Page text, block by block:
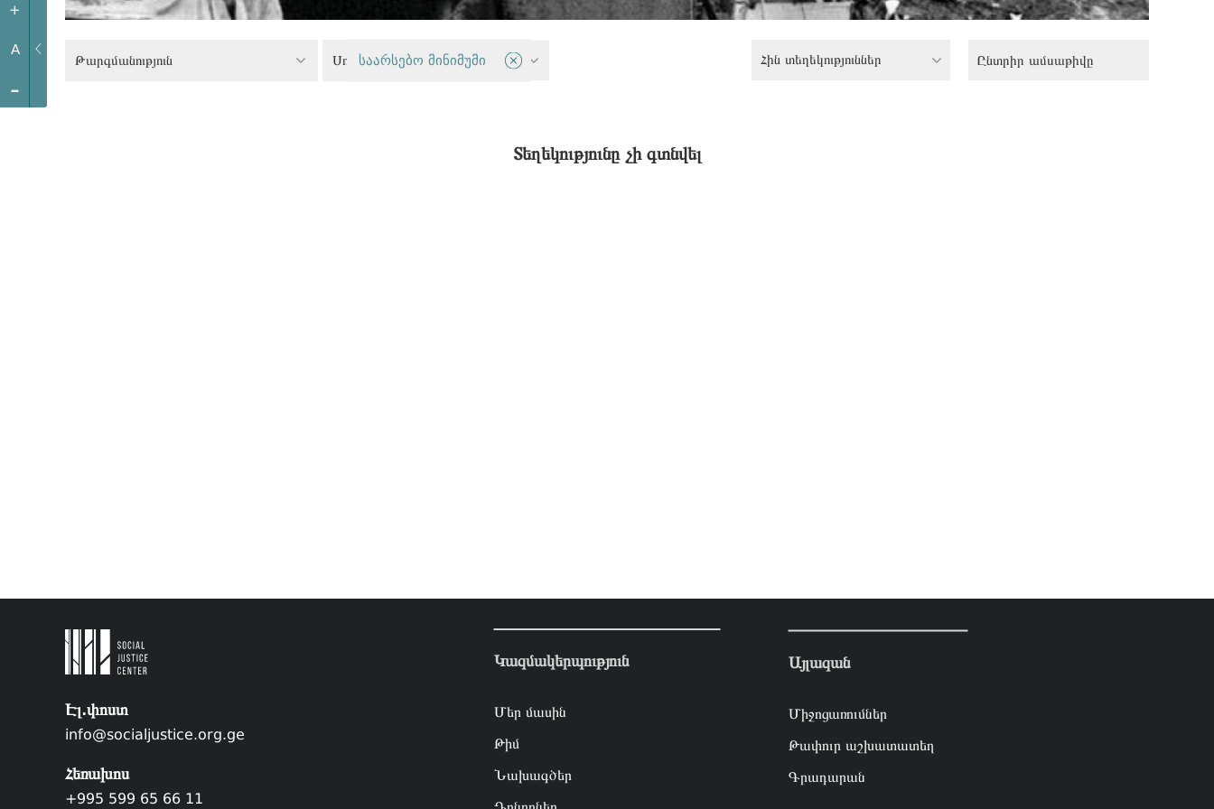
+
A
-
Թարգմանություն Սոցիալական արդարություն
საარსებო მინიმუმი Հին տեղեկություններ
Տեղեկությունը չի գտնվել
Էլ.փոստ
info@socialjustice.org.ge
Հեռախոս
+995 599 65 66 11
Կազմակերպություն
Մեր մասին
Թիմ
Նախագծեր
Այլազան
Միջոցառումներ
Թափուր աշխատատեղ
Գրադարան